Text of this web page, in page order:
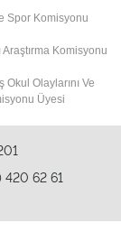
Spor Komisyonu
Komisyonu
Olaylarını Ve
Üyesi
420 62 61